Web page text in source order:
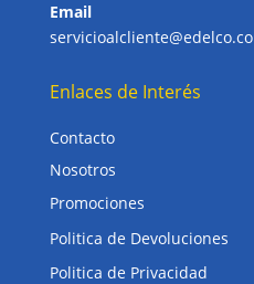
Email
servicioalcliente@edelco.co
Enlaces de Interés
Contacto
Nosotros
Promociones
Politica de Devoluciones
Politica de Privacidad